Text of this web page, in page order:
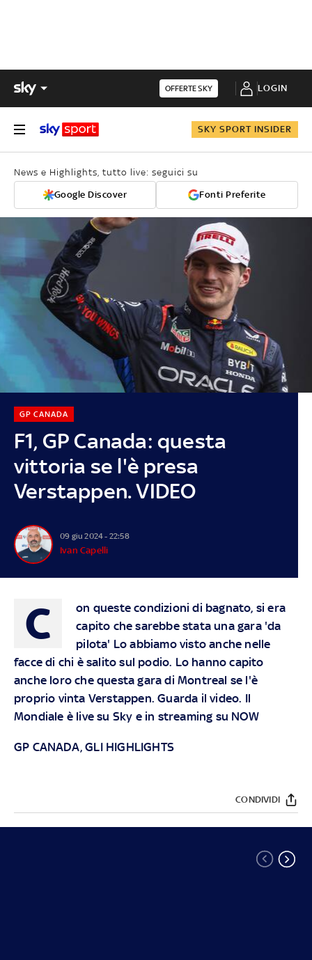
OFFERTE SKY LOGIN
SKY SPORT INSIDER
News e Highlights, tutto live: seguici su
Google Discover Fonti Preferite
F1, GP Canada: questa
vittoria se l'è presa
Verstappen. VIDEO
GP CANADA
09 giu 2024 - 22:58
Ivan Capelli
C
on queste condizioni di bagnato, si era
capito che sarebbe stata una gara 'da
pilota' Lo abbiamo visto anche nelle
facce di chi è salito sul podio. Lo hanno capito
anche loro che questa gara di Montreal se l'è
proprio vinta Verstappen.Guarda il video. Il
Mondiale è live su Sky e in streaming su NOW
GP CANADA, GLI HIGHLIGHTS
CONDIVIDI